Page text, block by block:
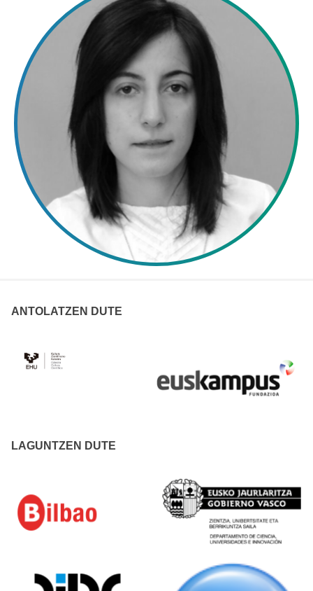
ANTOLATZEN DUTE
LAGUNTZEN DUTE